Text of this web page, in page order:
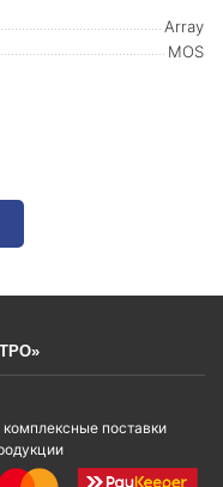
Array
MOS
поставки